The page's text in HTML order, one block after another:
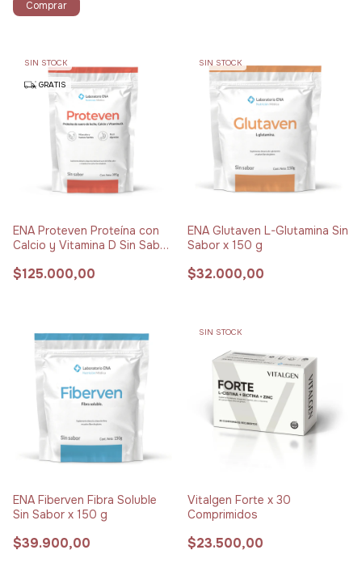
Comprar
SIN STOCK
GRATIS
ENA Proteven Proteína con
Calcio y Vitamina D Sin Sabor
$125.000,00
SIN STOCK
ENA Glutaven L-Glutamina Sin
Sabor x 150 g
$32.000,00
ENA Fiberven Fibra Soluble
Sin Sabor x 150 g
$39.900,00
SIN STOCK
Vitalgen Forte x 30
Comprimidos
$23.500,00